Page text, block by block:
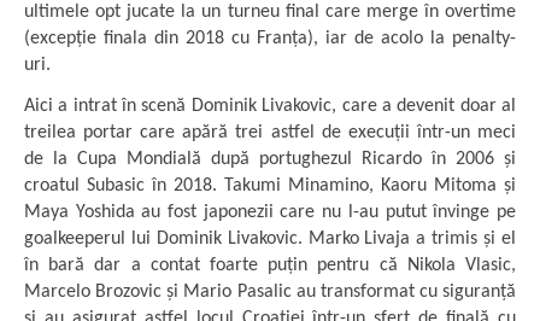
ultimele opt jucate la un turneu final care merge în overtime
(excepție finala din 2018 cu Franța), iar de acolo la penalty-
uri.
Aici a intrat în scenă Dominik Livakovic, care a devenit doar al
treilea portar care apără trei astfel de execuții într-un meci
de la Cupa Mondială după portughezul Ricardo în 2006 și
croatul Subasic în 2018. Takumi Minamino, Kaoru Mitoma și
Maya Yoshida au fost japonezii care nu l-au putut învinge pe
goalkeeperul lui Dominik Livakovic. Marko Livaja a trimis și el
în bară dar a contat foarte puțin pentru că Nikola Vlasic,
Marcelo Brozovic și Mario Pasalic au transformat cu siguranță